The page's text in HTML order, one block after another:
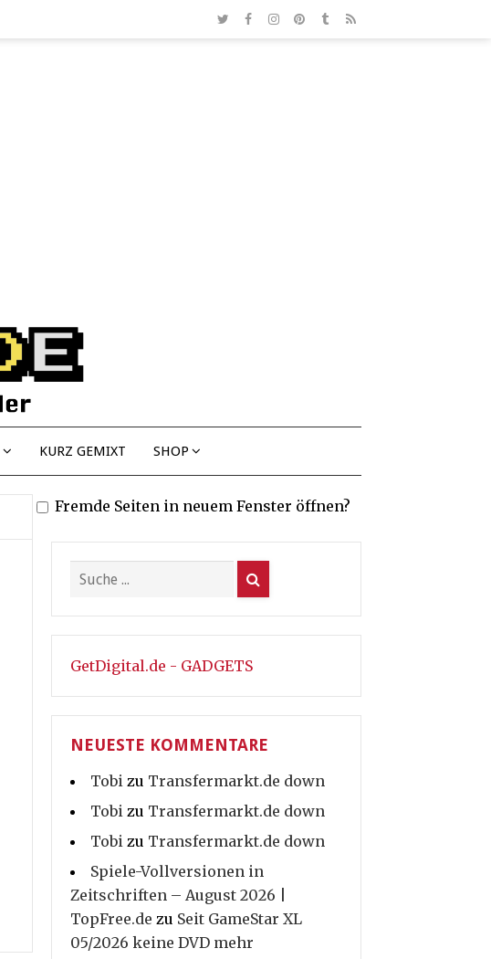
KURZ GEMIXT SHOP
Fremde Seiten in neuem Fenster öffnen?
GetDigital.de - GADGETS
NEUESTE KOMMENTARE
Tobi zu Transfermarkt.de down
Tobi zu Transfermarkt.de down
Tobi zu Transfermarkt.de down
Spiele-Vollversionen in
Zeitschriften – August 2026 |
TopFree.de zu Seit GameStar XL
05/2026 keine DVD mehr